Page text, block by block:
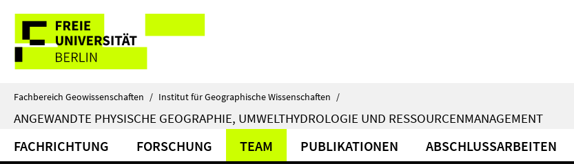
direkt
Inhalt
Service-
Navigation
Fachbereich Geowissenschaften / Institut für Geographische Wissenschaften /
ANGEWANDTE PHYSISCHE GEOGRAPHIE, UMWELTHYDROLOGIE UND RESSOURCENMANAGEMENT
FACHRICHTUNG FORSCHUNG TEAM PUBLIKATIONEN ABSCHLUSSARBEITEN